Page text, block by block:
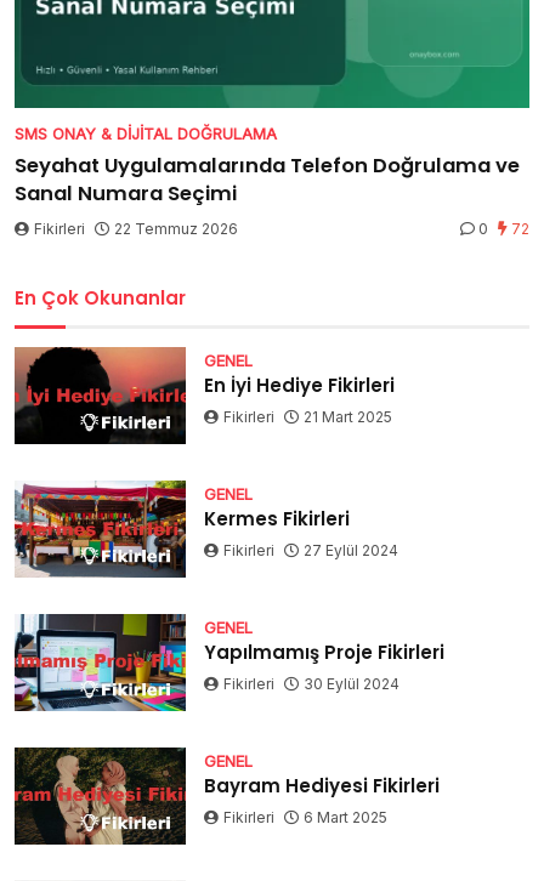
SMS ONAY & DIJITAL DOĞRULAMA
Seyahat Uygulamalarında Telefon Doğrulama ve
Sanal Numara Seçimi
Fikirleri 22 Temmuz 2026 0 72
En Çok Okunanlar
GENEL
En İyi Hediye Fikirleri
Fikirleri 21 Mart 2025
GENEL
Kermes Fikirleri
Fikirleri 27 Eylül 2024
GENEL
Yapılmamış Proje Fikirleri
Fikirleri 30 Eylül 2024
GENEL
Bayram Hediyesi Fikirleri
Fikirleri 6 Mart 2025